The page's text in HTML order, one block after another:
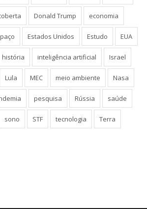
Donald Trump economia
Estados Unidos Estudo EUA
história inteligência artificial Israel
Lula MEC meio ambiente Nasa
pesquisa Rússia saúde
sono STF tecnologia Terra